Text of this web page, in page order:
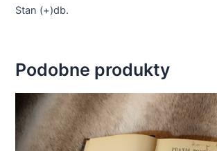
Stan (+)db.
Podobne produkty